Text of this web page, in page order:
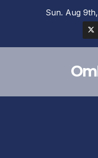
Sun. Aug